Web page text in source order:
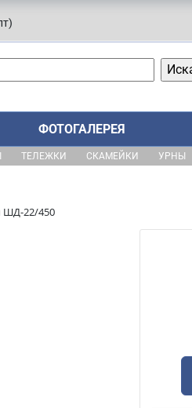
ФОТОГАЛЕРЕЯ
ТЕЛЕЖКИ СКАМЕЙКИ УРНЫ
ШД-22/450